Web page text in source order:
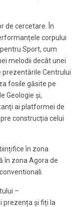
de cercetare. În
corpului
Sport, cum
melodii decât unei
prezentările Centrului
fosile găsite pe
Geologie și,
ai platformei de
construcția celui
în zona
în zona Agora de
–
prezența și fiți la